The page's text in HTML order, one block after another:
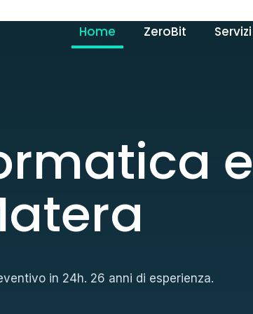
Home ZeroBit Servizi
e
in 24h. 26 anni di esperienza.